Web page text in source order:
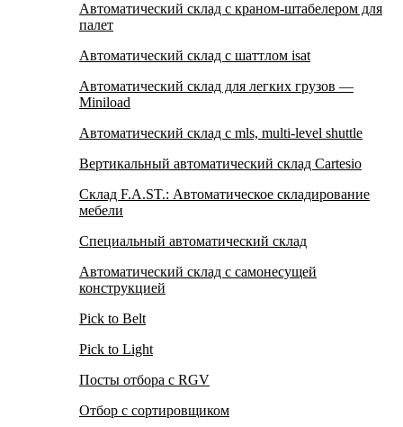
Автоматический склад с краном-штабелером для
палет
Автоматический склад с шаттлом isat
Автоматический склад для легких грузов —
Miniload
Aвтоматический склад с mls, multi-level shuttle
Вертикальный автоматический склад Cartesio
Склад F.A.ST.: Автоматическое складирование
мебели
Специальный автоматический склад
Автоматический склад с самонесущей
конструкцией
Pick to Belt
Pick to Light
Посты отбора с RGV
Отбор с сортировщиком